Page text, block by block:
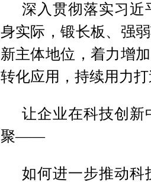
深入贯彻落实习近
身实际，锻长板、强
新主体地位，着力增
转化应用，持续用力
让企业在科技创新
聚——
如何进一步推动科